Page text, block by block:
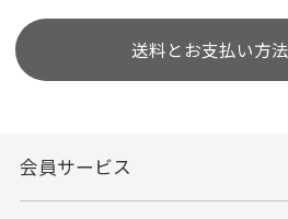
送料とお支払い方
会員サービス